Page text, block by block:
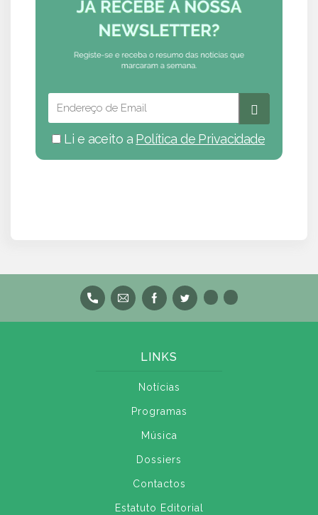
Li e aceito a Política de Privacidade
LINKS
Notícias
Programas
Música
Dossiers
Contactos
Estatuto Editorial